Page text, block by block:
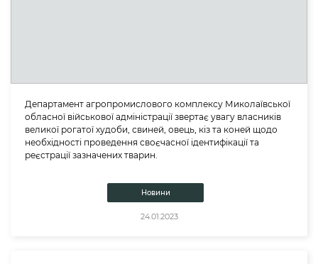
Департамент агропромислового комплексу Миколаївської
обласної військової адміністрації звертає увагу власників
великої рогатої худоби, свиней, овець, кіз та коней щодо
необхідності проведення своєчасної ідентифікації та
реєстрації зазначених тварин.
Новини
24.01.2023